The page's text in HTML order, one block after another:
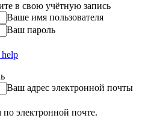
в свою учётную запись
Ваше имя пользователя
Ваш пароль
Ваш адрес электронной почты
электронной почте.